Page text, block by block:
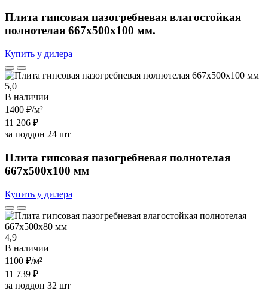
Плита гипсовая пазогребневая влагостойкая
полнотелая 667х500х100 мм.
Купить у дилера
5,0
В наличии
1400 ₽/м²
11 206 ₽
за поддон 24 шт
Плита гипсовая пазогребневая полнотелая
667х500х100 мм
Купить у дилера
4,9
В наличии
1100 ₽/м²
11 739 ₽
за поддон 32 шт